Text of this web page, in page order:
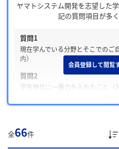
ヤマトシステム開発を志望した
記の質問項目が多
質問1
現在学んでいる分野とそこでのご
内）
質問2
学生時代に一番力を入れたこと（
質問3
また、学生は主に「塾での指導
増加の達成」、「顧客視点での
会員登録して閲覧
全66件